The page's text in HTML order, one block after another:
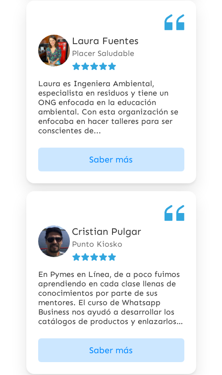
Laura Fuentes
Placer Saludable
5
de
5
Laura es Ingeniera Ambiental,
especialista en residuos y tiene un
ONG enfocada en la educación
ambiental. Con esta organización se
enfocaba en hacer talleres para ser
conscientes de...
Saber más
Cristian Pulgar
Punto Kiosko
5
de
5
En Pymes en Línea, de a poco fuimos
aprendiendo en cada clase llenas de
conocimientos por parte de sus
mentores. El curso de Whatsapp
Business nos ayudó a desarrollar los
catálogos de productos y enlazarlos a
hemos estado alineados a las nuevas
formas de hacer comercio digital
Saber más